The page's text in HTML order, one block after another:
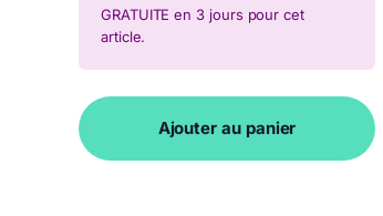
GRATUITE en 3 jours pour cet
article.
Ajouter au panier